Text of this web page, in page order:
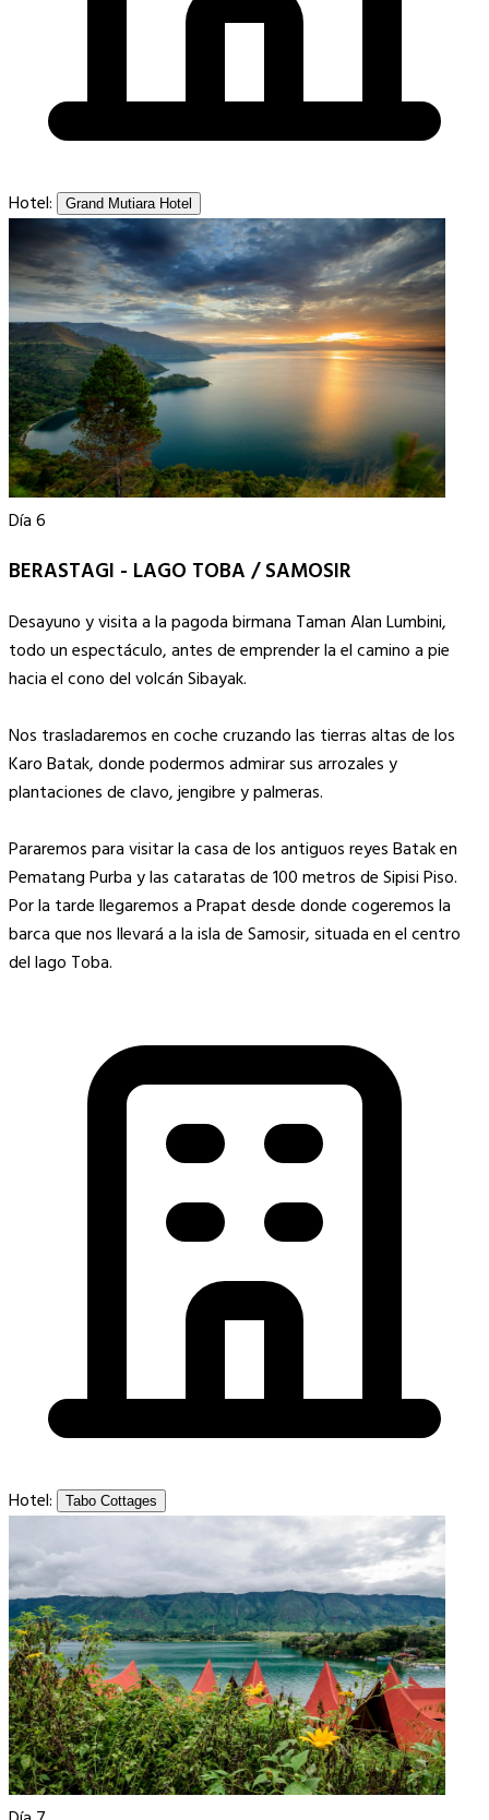
Hotel: Grand Mutiara Hotel
Día 6
BERASTAGI - LAGO TOBA / SAMOSIR
Desayuno y visita a la pagoda birmana Taman Alan Lumbini,
todo un espectáculo, antes de emprender la el camino a pie
hacia el cono del volcán Sibayak.
Nos trasladaremos en coche cruzando las tierras altas de los
Karo Batak, donde podermos admirar sus arrozales y
plantaciones de clavo, jengibre y palmeras.
Pararemos para visitar la casa de los antiguos reyes Batak en
Pematang Purba y las cataratas de 100 metros de Sipisi Piso.
Por la tarde llegaremos a Prapat desde donde cogeremos la
barca que nos llevará a la isla de Samosir, situada en el centro
del lago Toba.
Hotel: Tabo Cottages